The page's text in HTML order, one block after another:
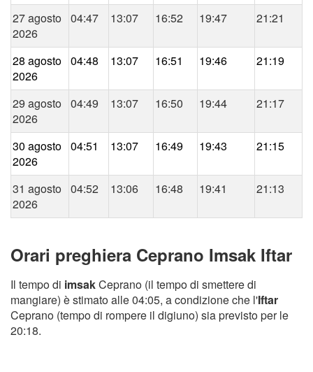
27 agosto
2026
04:47 13:07 16:52 19:47 21:21
28 agosto
2026
04:48 13:07 16:51 19:46 21:19
29 agosto
2026
04:49 13:07 16:50 19:44 21:17
30 agosto
2026
04:51 13:07 16:49 19:43 21:15
31 agosto
2026
04:52 13:06 16:48 19:41 21:13
Orari preghiera Ceprano Imsak Iftar
Il tempo di imsakCeprano (il tempo di smettere di
mangiare) è stimato alle 04:05, a condizione che l'Iftar
Ceprano (tempo di rompere il digiuno) sia previsto per le
20:18.